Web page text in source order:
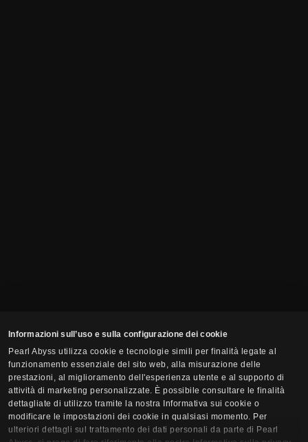
Informazioni sull’uso e sulla configurazione dei cookie
Pearl Abyss utilizza cookie e tecnologie simili per finalità legate al
funzionamento essenziale del sito web, alla misurazione delle
prestazioni, al miglioramento dell'esperienza utente e al supporto di
attività di marketing personalizzate. È possibile consultare le finalità
dettagliate di utilizzo tramite la nostra Informativa sui cookie o
modificare le impostazioni dei cookie in qualsiasi momento. Per
ulteriori dettagli sul trattamento dei dati personali da parte di Pearl